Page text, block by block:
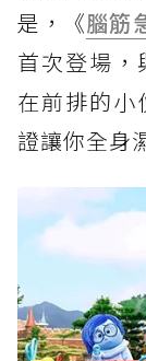
是，《腦筋
首次登場，
在前排的小
證讓你全身